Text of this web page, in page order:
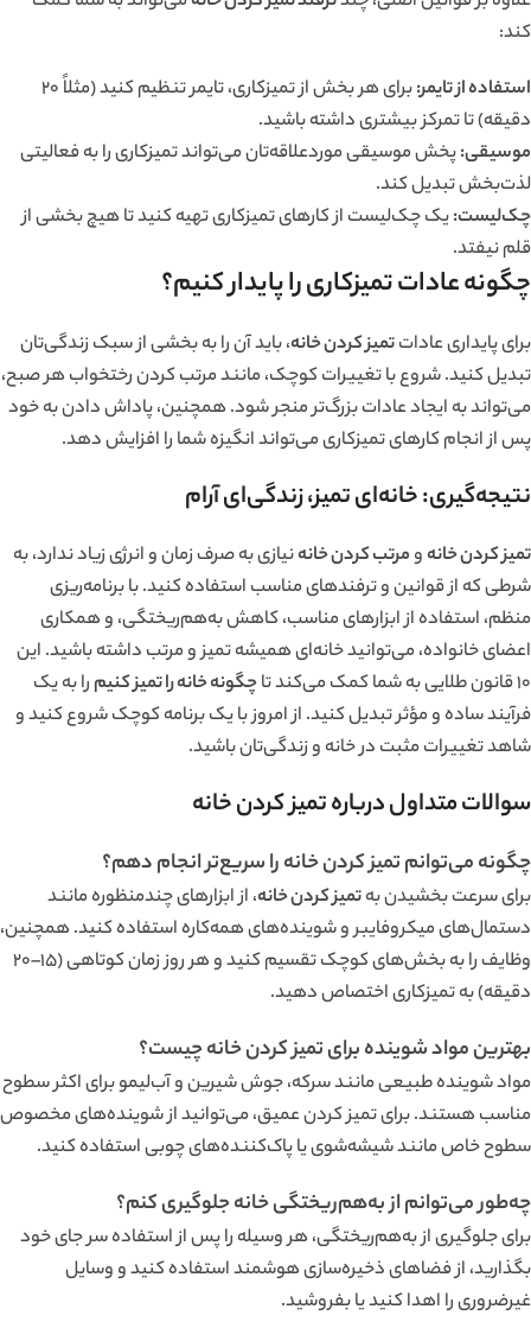
کند:
استفاده از تایمر:
برای هر بخش از تمیزکاری، تایمر تنظیم کنید (مثلاً 20
دقیقه) تا تمرکز بیشتری داشته باشید.
موسیقی:پخش موسیقی موردعلاقه‌تان می‌تواند تمیزکاری را به فعالیتی
لذت‌بخش تبدیل کند.
چک‌لیست:یک چک‌لیست از کارهای تمیزکاری تهیه کنید تا هیچ بخشی از
قلم نیفتد.
چگونه عادات تمیزکاری را پایدار کنیم؟
برای پایداری عاداتتمیز کردن خانه، باید آن را به بخشی از سبک زندگی‌تان
تبدیل کنید. شروع با تغییرات کوچک، مانند مرتب کردن رختخواب هر صبح،
می‌تواند به ایجاد عادات بزرگ‌تر منجر شود. همچنین، پاداش دادن به خود
پس از انجام کارهای تمیزکاری می‌تواند انگیزه شما را افزایش دهد.
نتیجه‌گیری: خانه‌ای تمیز، زندگی‌ای آرام
تمیز کردن خانه ومرتب کردن خانهنیازی به صرف زمان و انرژی زیاد ندارد، به
شرطی که از قوانین و ترفندهای مناسب استفاده کنید. با برنامه‌ریزی
منظم، استفاده از ابزارهای مناسب، کاهش به‌هم‌ریختگی، و همکاری
اعضای خانواده، می‌توانید خانه‌ای همیشه تمیز و مرتب داشته باشید. این
10 قانون طلایی به شما کمک می‌کند تا
چگونه خانه را تمیز کنیم را به یک
فرآیند ساده و مؤثر تبدیل کنید. از امروز با یک برنامه کوچک شروع کنید و
شاهد تغییرات مثبت در خانه و زندگی‌تان باشید.
سوالات متداول درباره تمیز کردن خانه
چگونه می‌توانم تمیز کردن خانه را سریع‌تر انجام دهم؟
برای سرعت بخشیدن بهتمیز کردن خانه، از ابزارهای چندمنظوره مانند
دستمال‌های میکروفایبر و شوینده‌های همه‌کاره استفاده کنید. همچنین،
وظایف را به بخش‌های کوچک تقسیم کنید و هر روز زمان کوتاهی (15–20
دقیقه) به تمیزکاری اختصاص دهید.
بهترین مواد شوینده برای تمیز کردن خانه چیست؟
مواد شوینده طبیعی مانند سرکه، جوش شیرین و آب‌لیمو برای اکثر سطوح
مناسب هستند. برای تمیز کردن عمیق، می‌توانید از شوینده‌های مخصوص
سطوح خاص مانند شیشه‌شوی یا پاک‌کننده‌های چوبی استفاده کنید.
چه‌طور می‌توانم از به‌هم‌ریختگی خانه جلوگیری کنم؟
برای جلوگیری از به‌هم‌ریختگی، هر وسیله را پس از استفاده سر جای خود
بگذارید، از فضاهای ذخیره‌سازی هوشمند استفاده کنید و وسایل
غیرضروری را اهدا کنید یا بفروشید.